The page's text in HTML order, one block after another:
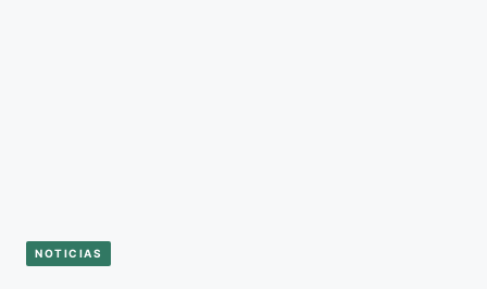
NOTICIAS